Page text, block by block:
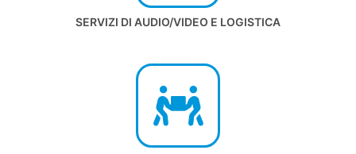
SERVIZI DI AUDIO/VIDEO E LOGISTICA